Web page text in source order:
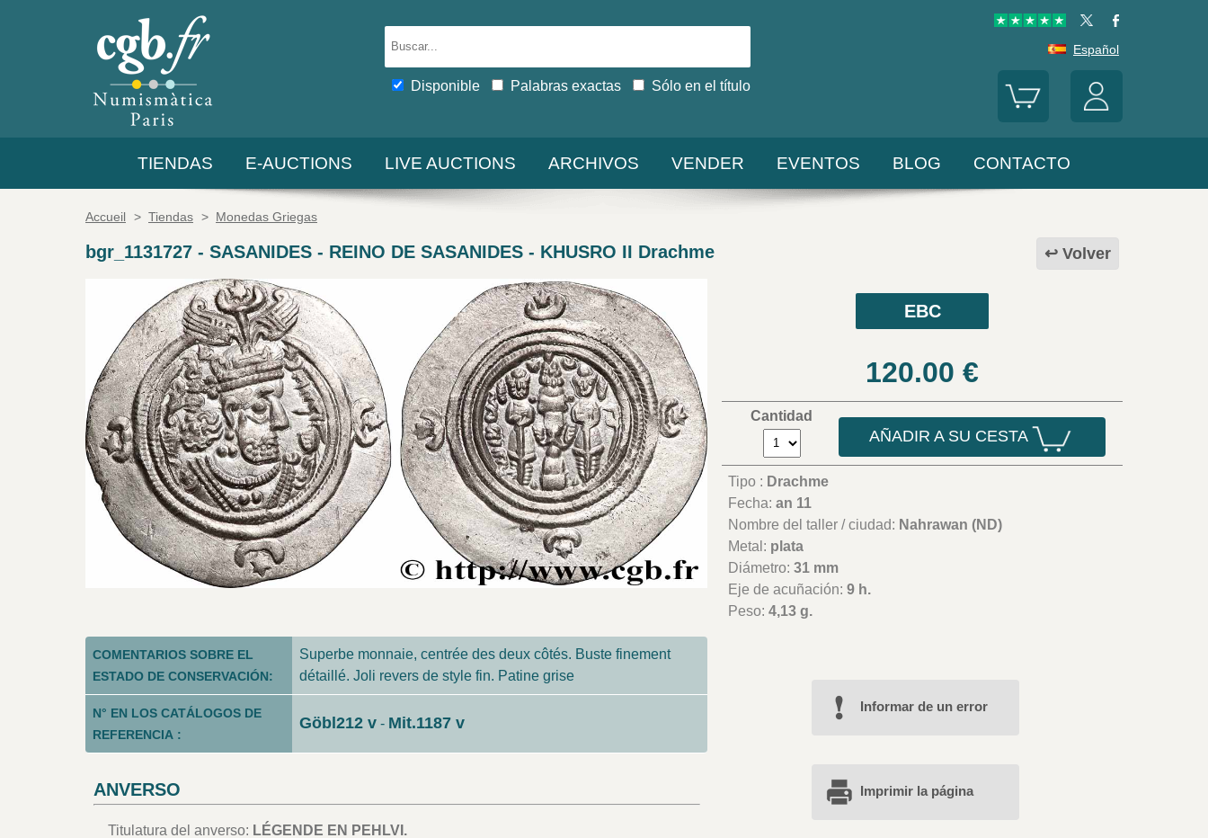
Disponible Palabras exactas Sólo en el título
Español
TIENDAS E-AUCTIONS LIVE AUCTIONS ARCHIVOS VENDER EVENTOS BLOG CONTACTO
Accueil > Tiendas > Monedas Griegas
Volver
bgr_1131727 - SASANIDES - REINO DE SASANIDES - KHUSRO II Drachme
EBC
120.00 €
Cantidad
AÑADIR A SU CESTA
Tipo : Drachme
Fecha:an 11
Nombre del taller / ciudad: Nahrawan (ND)
Metal: plata
Diámetro:31 mm
Eje de acuñación:9 h.
Peso:4,13 g.
COMENTARIOS SOBRE EL
ESTADO DE CONSERVACIÓN:
Superbe monnaie, centrée des deux côtés. Buste finement
détaillé. Joli revers de style fin. Patine grise
N° EN LOS CATÁLOGOS DE
REFERENCIA :
Göbl212 v - Mit.1187 v
ANVERSO
Titulatura del anverso: LÉGENDE EN PEHLVI.
Informar de un error
Imprimir la página